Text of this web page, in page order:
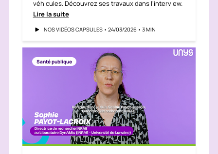
véhicules. Découvrez ses travaux dans l'interview.
Lire la suite
NOS VIDÉOS CAPSULES • 24/03/2026 • 3 MIN
Santé publique